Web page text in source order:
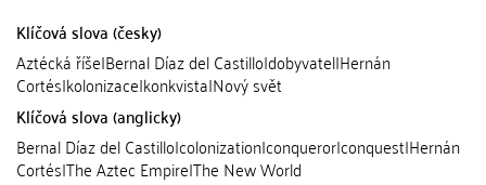
Klíčová slova (česky)
Aztécká říše|Bernal Díaz del Castillo|dobyvatel|Hernán
Cortés|kolonizace|konkvista|Nový svět
Klíčová slova (anglicky)
Bernal Díaz del Castillo|colonization|conqueror|conquest|Hernán
Cortés|The Aztec Empire|The New World